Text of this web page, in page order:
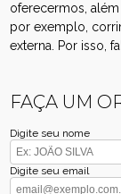
oferecermos,
por exemplo,
externa. Por isso,
FAÇA UM
Digite seu nome
Digite seu email